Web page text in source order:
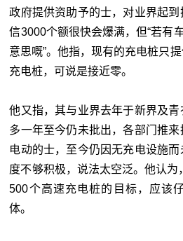
政府提供资助予的士，对业界起
信3000个额很快会爆满，但“若有
意思嘅”。他指，现有的充电桩只
充电桩，可说是接近零。
他又指，其与业界去年于新界及
多一年至今仍未批出，各部门推
电动的士，至今仍因无充电设施
度不够积极，说法太空泛。他认
500个高速充电桩的目标，应该
体。